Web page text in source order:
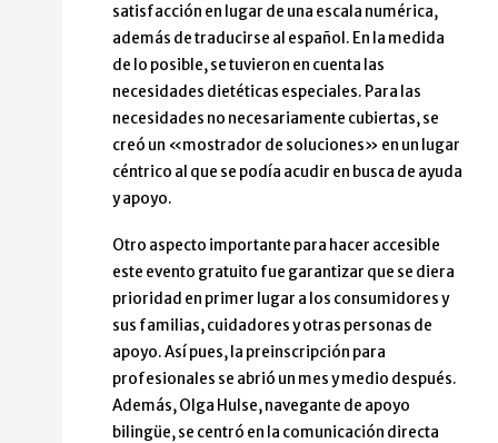
satisfacción en lugar de una escala numérica,
además de traducirse al español. En la medida
de lo posible, se tuvieron en cuenta las
necesidades dietéticas especiales. Para las
necesidades no necesariamente cubiertas, se
creó un «mostrador de soluciones» en un lugar
céntrico al que se podía acudir en busca de ayuda
y apoyo.
Otro aspecto importante para hacer accesible
este evento gratuito fue garantizar que se diera
prioridad en primer lugar a los consumidores y
sus familias, cuidadores y otras personas de
apoyo. Así pues, la preinscripción para
profesionales se abrió un mes y medio después.
Además, Olga Hulse, navegante de apoyo
bilingüe, se centró en la comunicación directa